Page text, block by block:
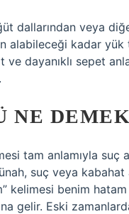
dallarından veya
alabileceği kadar yük
ve dayanıklı sepet
NE
tam anlamıyla suç
suç veya kabahat
kelimesi benim
gelir. Eski